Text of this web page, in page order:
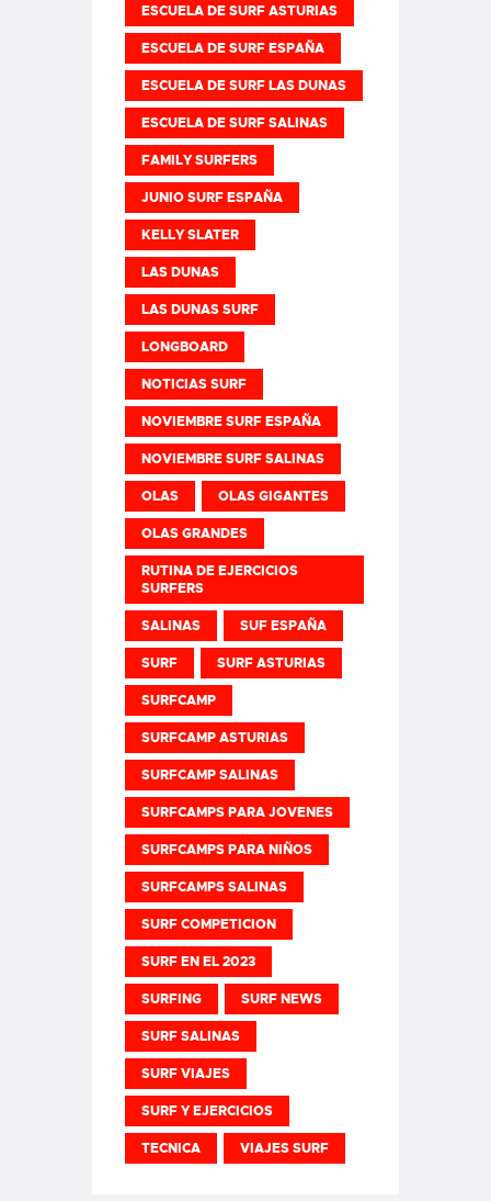
ESCUELA DE SURF ASTURIAS
ESCUELA DE SURF ESPAÑA
ESCUELA DE SURF LAS DUNAS
ESCUELA DE SURF SALINAS
FAMILY SURFERS
JUNIO SURF ESPAÑA
KELLY SLATER
LAS DUNAS
LAS DUNAS SURF
LONGBOARD
NOTICIAS SURF
NOVIEMBRE SURF ESPAÑA
NOVIEMBRE SURF SALINAS
OLAS OLAS GIGANTES
OLAS GRANDES
RUTINA DE EJERCICIOS
SURFERS
SALINAS SUF ESPAÑA
SURF SURF ASTURIAS
SURFCAMP
SURFCAMP ASTURIAS
SURFCAMP SALINAS
SURFCAMPS PARA JOVENES
SURFCAMPS PARA NIÑOS
SURFCAMPS SALINAS
SURF COMPETICION
SURF EN EL 2023
SURFING SURF NEWS
SURF SALINAS
SURF VIAJES
SURF Y EJERCICIOS
TECNICA VIAJES SURF